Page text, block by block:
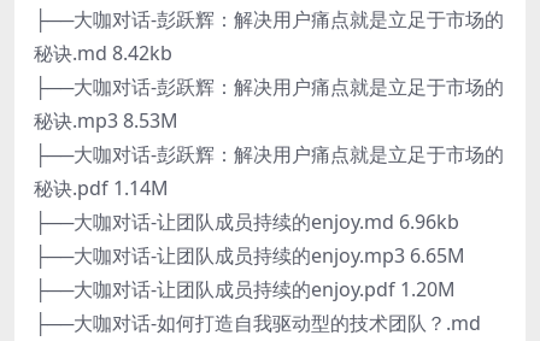
├──大咖对话-彭跃辉：解决用户痛点就是立足于市场的
秘诀.md 8.42kb
├──大咖对话-彭跃辉：解决用户痛点就是立足于市场的
秘诀.mp3 8.53M
├──大咖对话-彭跃辉：解决用户痛点就是立足于市场的
秘诀.pdf 1.14M
├──大咖对话-让团队成员持续的enjoy.md 6.96kb
├──大咖对话-让团队成员持续的enjoy.mp3 6.65M
├──大咖对话-让团队成员持续的enjoy.pdf 1.20M
├──大咖对话-如何打造自我驱动型的技术团队？.md